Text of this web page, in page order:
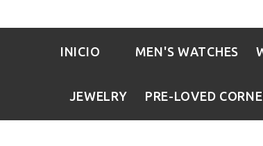
INICIO MEN'S WATCHES
JEWELRY PRE-LOVED